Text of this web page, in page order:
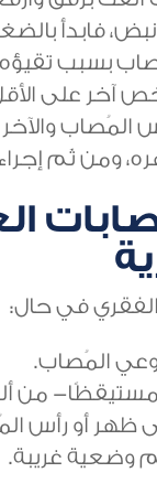
فابدأ
بسبب
آخر على
والآخر
ومن ثَم
في حال:
المُصاب.
من
ظهر أو رأس
وضعية غريبة.